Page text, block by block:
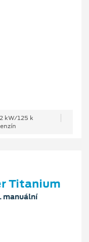
kW/125 k
Titanium
manuální